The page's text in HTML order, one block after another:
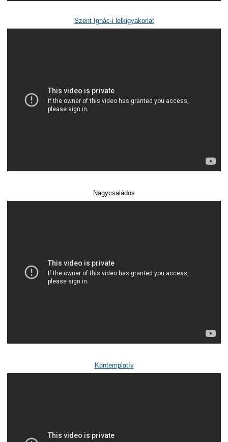
Szent Ignác-i lelkigyakorlat
Nagycsaládos
Kontemplatív